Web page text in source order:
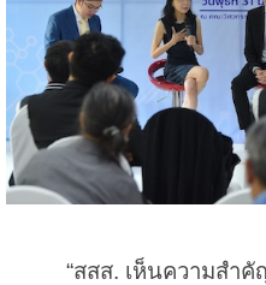
“สสส. เห็นความสำคัญ